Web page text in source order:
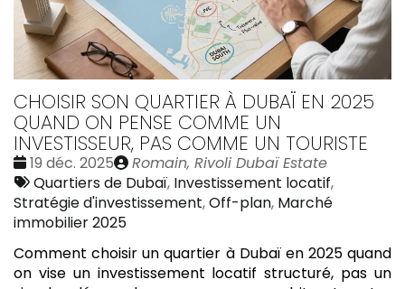
CHOISIR SON QUARTIER À DUBAÏ EN 2025
QUAND ON PENSE COMME UN
INVESTISSEUR, PAS COMME UN TOURISTE
Date
:
19 déc. 2025
Publié
par
Romain, Rivoli Dubaï Estate
Tags
:
Quartiers de Dubaï, Investissement locatif,
Stratégie d'investissement,Off-plan, Marché
immobilier 2025
Comment choisir un quartier à Dubaï en 2025 quand
on vise un investissement locatif structuré, pas un